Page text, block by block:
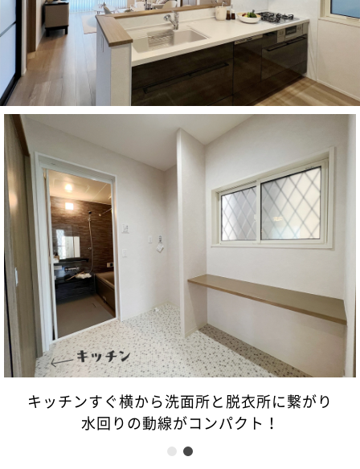
キッチンすぐ横から洗面所と脱衣所に繋がり
水回りの動線がコンパクト！